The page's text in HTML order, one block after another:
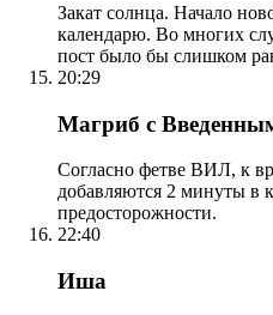
Закат солнца. Начало
календарю. Во многих
пост было бы слишком
20:29
Магриб с
Согласно фетве ВИЛ, к
добавляются 2 минуты в
предосторожности.
22:40
Иша